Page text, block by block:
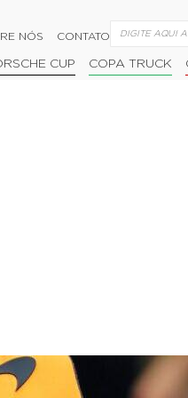
NÓS CONTATO
CUP COPA TRUCK